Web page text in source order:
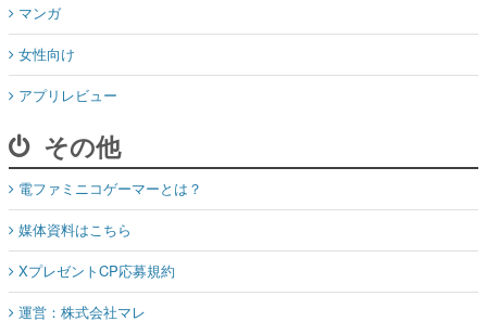
マンガ
女性向け
アプリレビュー
その他
電ファミニコゲーマーとは？
媒体資料はこちら
XプレゼントCP応募規約
運営：株式会社マレ